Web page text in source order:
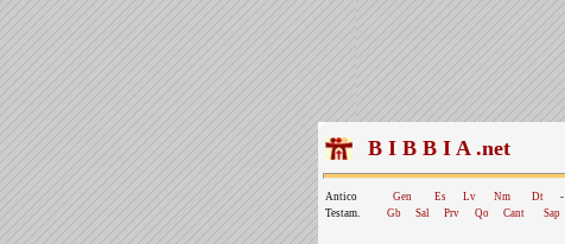
B I B B I A .net
Antico Gen Es Lv Nm Dt -
Testam.
Gb Sal Prv Qo Cant Sap